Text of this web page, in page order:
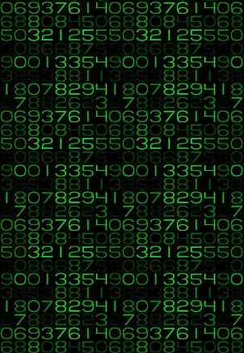
}
25 C, C++, C#, Java, Visual Basic,
«en:19 de Junio 2022, 14:09 »
Buenas, intenta por favor poner títulos
Puedes ver una solución a este ejercicio
26 C, C++, C#, Java, Visual Basic,
«en:24 de Mayo 2022, 20:39 »
Buenas, como este hilo es antiguo y ha
Si lo deseas, crea un nuevo tema de
27 C, C++, C#, Java, Visual Basic,
«en:12 de Mayo 2022, 20:39 »
Buenas y bienvenido, es importante que
28 C, C++, C#, Java, Visual Basic,